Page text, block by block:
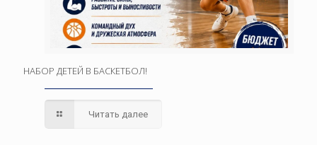
НАБОР ДЕТЕЙ В БАСКЕТБОЛ!
Читать далее